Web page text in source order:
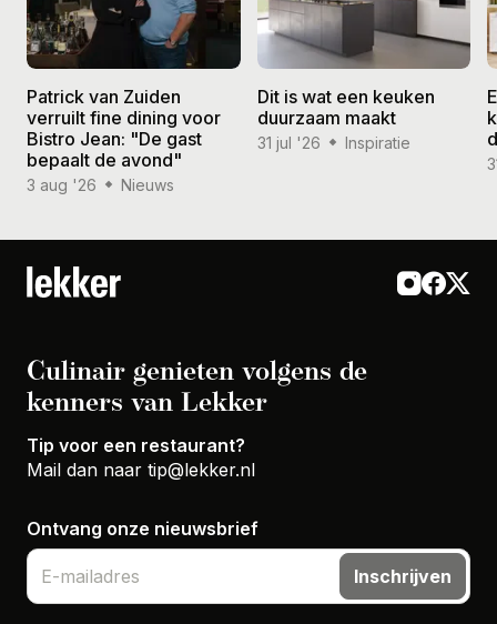
Patrick van Zuiden
verruilt fine dining voor
Bistro Jean: "De gast
bepaalt de avond"
3 aug '26 Nieuws
Dit is wat een keuken
duurzaam maakt
31 jul '26 Inspiratie
Culinair genieten volgens de
kenners van Lekker
Tip voor een restaurant?
Mail dan naar tip@lekker.nl
Ontvang onze nieuwsbrief
Inschrijven